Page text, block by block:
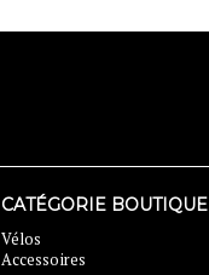
CATÉGORIE BOUTIQUE
Vélos
Accessoires